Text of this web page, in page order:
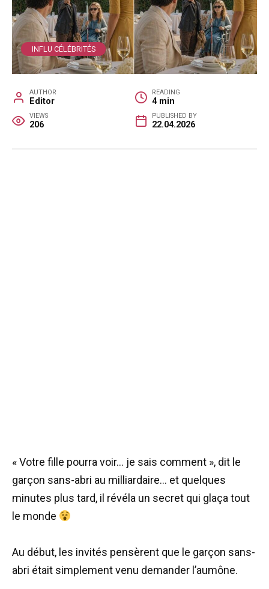
INFLU CÉLÉBRITÉS
AUTHOR
Editor
READING
4 min
VIEWS
206
PUBLISHED BY
22.04.2026
« Votre fille pourra voir… je sais comment », dit le
garçon sans-abri au milliardaire… et quelques
minutes plus tard, il révéla un secret qui glaça tout
le monde
Au début, les invités pensèrent que le garçon sans-
abri était simplement venu demander l’aumône.